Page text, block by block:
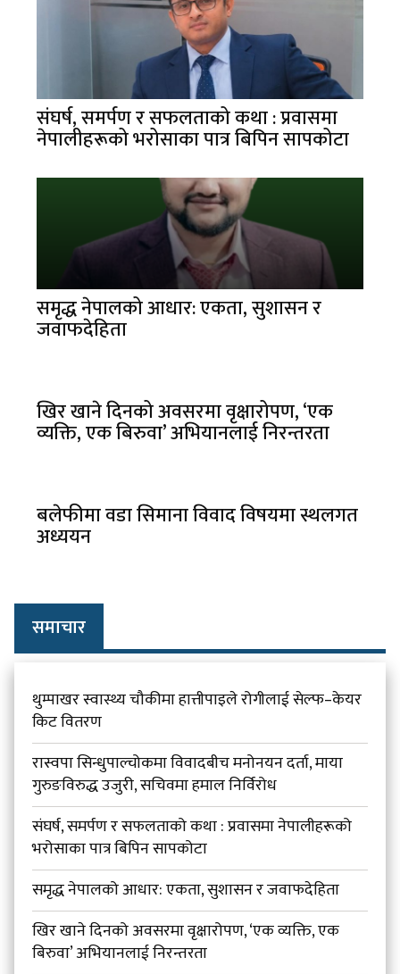
संघर्ष, समर्पण र सफलताको कथा : प्रवासमा
नेपालीहरूको भरोसाका पात्र बिपिन सापकोटा
समृद्ध नेपालको आधार: एकता, सुशासन र
जवाफदेहिता
खिर खाने दिनको अवसरमा वृक्षारोपण, ‘एक
व्यक्ति, एक बिरुवा’ अभियानलाई निरन्तरता
बलेफीमा वडा सिमाना विवाद विषयमा स्थलगत
अध्ययन
समाचार
थुम्पाखर स्वास्थ्य चौकीमा हात्तीपाइले रोगीलाई सेल्फ–केयर
किट वितरण
रास्वपा सिन्धुपाल्चोकमा विवादबीच मनोनयन दर्ता, माया
गुरुङविरुद्ध उजुरी, सचिवमा हमाल निर्विरोध
संघर्ष, समर्पण र सफलताको कथा : प्रवासमा नेपालीहरूको
भरोसाका पात्र बिपिन सापकोटा
समृद्ध नेपालको आधार: एकता, सुशासन र जवाफदेहिता
खिर खाने दिनको अवसरमा वृक्षारोपण, ‘एक व्यक्ति, एक
बिरुवा’ अभियानलाई निरन्तरता